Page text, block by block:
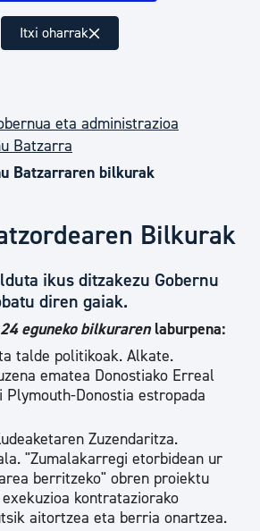
Itxi oharrak
eta administrazioa
Batzarra
Batzarraren bilkurak
Bilkurak
ikus ditzakezu Gobernu
diren gaiak.
eguneko bilkurarenlaburpena:
talde politikoak. Alkate.
ematea Donostiako Erreal
Plymouth-Donostia estropada
Zuzendaritza.
"Zumalakarregi etorbidean ur
berritzeko" obren proiektu
kontrataziorako
aitortzea eta berria onartzea.